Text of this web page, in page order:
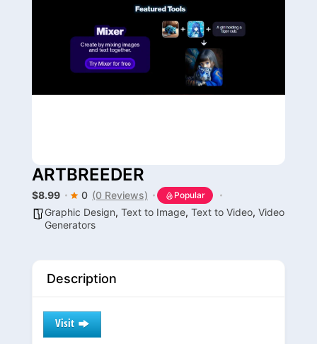
ARTBREEDER
$8.99 0 (0 Reviews) Popular
Graphic Design, Text to Image, Text to Video, Video
Generators
Description
Visit